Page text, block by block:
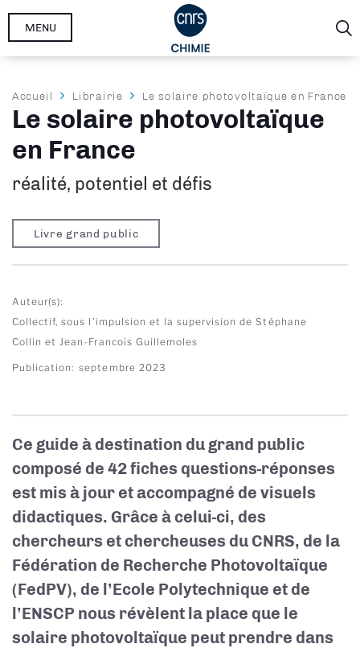
Aller
MENU
Fil
d'Ariane
Accueil Librairie Le solaire photovoltaïque en France
Le solaire photovoltaïque
en France
réalité, potentiel et défis
Livre grand public
Auteur(s)
Collectif, sous l’impulsion et la supervision de Stéphane
Collin et Jean-Francois Guillemoles
Publication septembre 2023
Ce guide à destination du grand public
composé de 42 fiches questions-réponses
est mis à jour et accompagné de visuels
didactiques. Grâce à celui-ci, des
chercheurs et chercheuses du CNRS, de la
Fédération de Recherche Photovoltaïque
(FedPV), de l’Ecole Polytechnique et de
l’ENSCP nous révèlent la place que le
solaire photovoltaïque peut prendre dans